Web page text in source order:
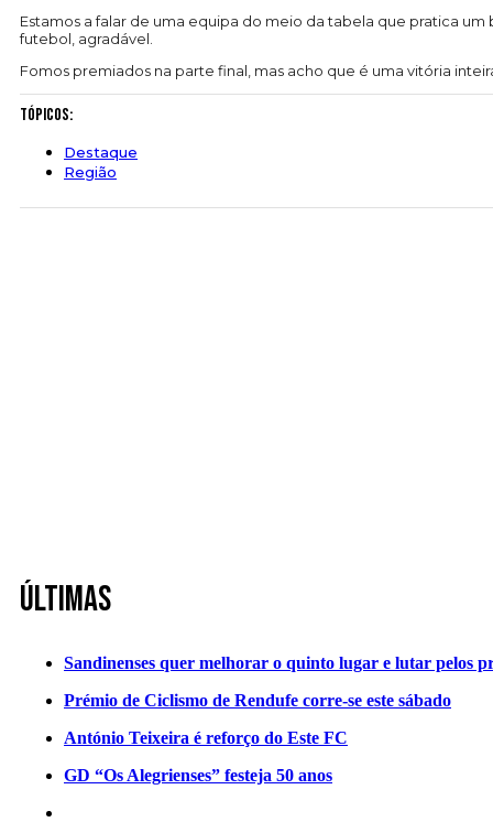
Estamos a falar de uma equipa do meio da tabela que pratica
futebol, agradável.
Fomos premiados na parte final, mas acho que é uma vitória
Tópicos:
Destaque
Região
Últimas
Sandinenses quer melhorar o quinto lugar e lutar pelos
Prémio de Ciclismo de Rendufe corre-se este sábado
António Teixeira é reforço do Este FC
GD “Os Alegrienses” festeja 50 anos